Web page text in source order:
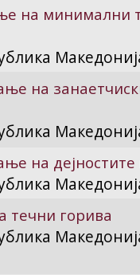
на минимални
на
на
течни горива